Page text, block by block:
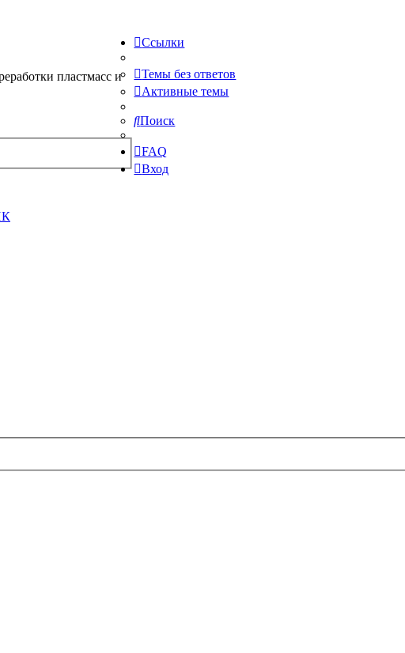
пластмасс и
Ссылки
Темы без ответов
Активные темы
Поиск
FAQ
Вход